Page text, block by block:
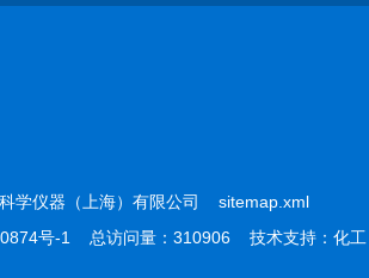
学仪器（上海）有限公司 sitemap.xml
号-1 总访问量：310906 技术支持： 化工